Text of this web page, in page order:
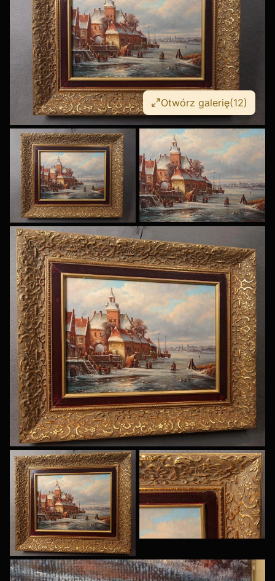
Otwórz galerię(12)